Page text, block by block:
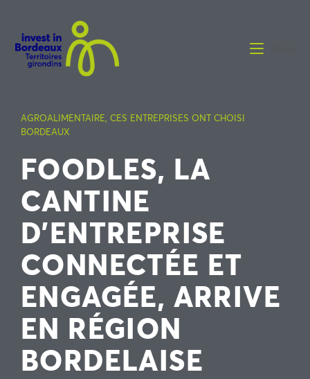
AGROALIMENTAIRE, CES ENTREPRISES ONT CHOISI
BORDEAUX
FOODLES, LA
CANTINE
D’ENTREPRISE
CONNECTÉE ET
ENGAGÉE, ARRIVE
EN RÉGION
BORDELAISE